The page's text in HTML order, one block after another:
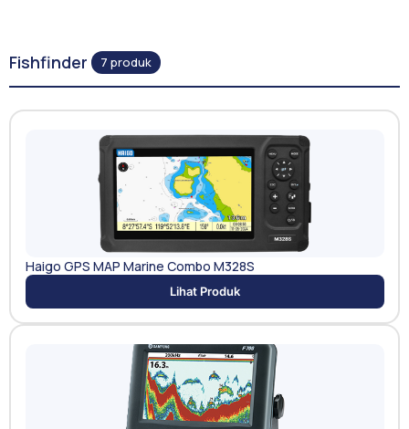
Fishfinder 7 produk
Haigo GPS MAP Marine Combo M328S
Lihat Produk